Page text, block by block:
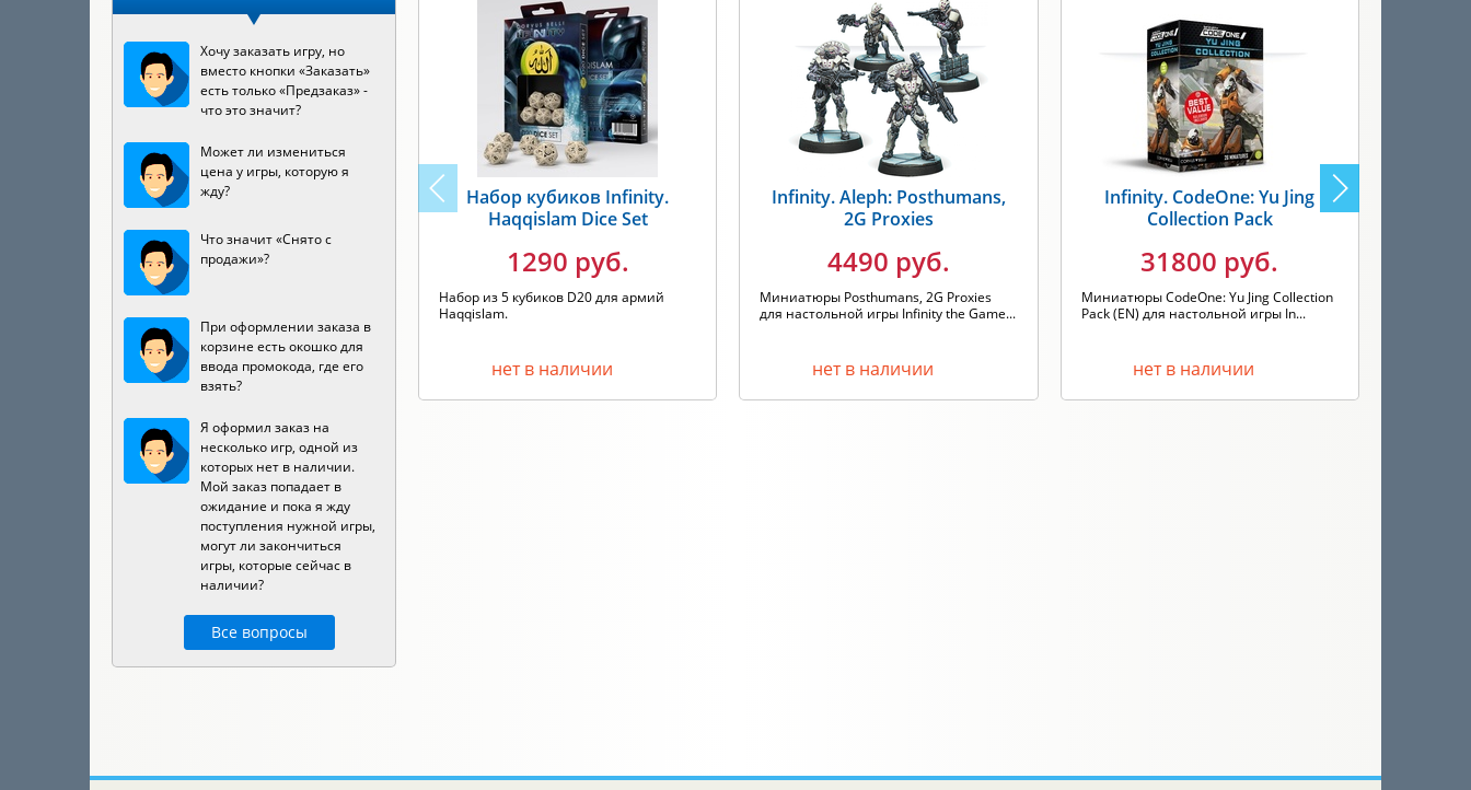
Набор кубиков Infinity.
Haqqislam Dice Set
1290 руб.
Набор из 5 кубиков D20 для армий
Haqqislam.
нет в наличии
Infinity. Aleph: Posthumans,
2G Proxies
4490 руб.
Миниатюры Posthumans, 2G Proxies
для настольной игры Infinity the Game...
нет в наличии
Infinity. CodeOne: Yu Jing
Collection Pack
31800 руб.
Миниатюры CodeOne: Yu Jing Collection
Pack (EN) для настольной игры In...
нет в наличии
Хочу заказать игру, но
вместо кнопки «Заказать»
есть только «Предзаказ» -
что это значит?
Может ли измениться
цена у игры, которую я
жду?
Что значит «Снято с
продажи»?
При оформлении заказа в
корзине есть окошко для
ввода промокода, где его
взять?
Я оформил заказ на
несколько игр, одной из
которых нет в наличии.
Мой заказ попадает в
ожидание и пока я жду
поступления нужной игры,
могут ли закончиться
игры, которые сейчас в
наличии?
Все вопросы